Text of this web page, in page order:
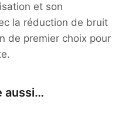
et son
la réduction de bruit
de premier choix pour
aussi…